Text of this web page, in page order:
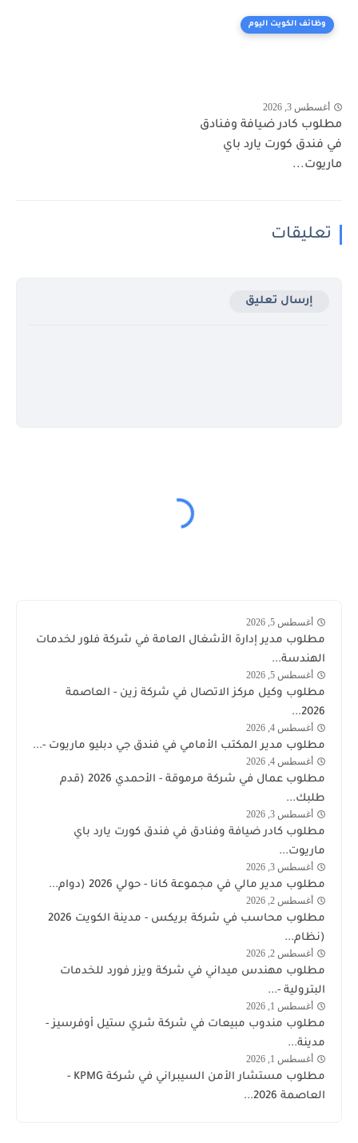
وظائف الكويت اليوم
أغسطس 3, 2026
مطلوب كادر ضيافة وفنادق
في فندق كورت يارد باي
ماريوت...
تعليقات
إرسال تعليق
وظائف
أغسطس 5, 2026
مطلوب مدير إدارة الأشغال العامة في شركة فلور لخدمات
الهندسة...
توظيف
أغسطس 5, 2026
مطلوب وكيل مركز الاتصال في شركة زين - العاصمة
2026...
وظائف
الكويت
اليوم
أغسطس 4, 2026
مطلوب مدير المكتب الأمامي في فندق جي دبليو ماريوت -...
الكويت
أغسطس 4, 2026
مطلوب عمال في شركة مرموقة - الأحمدي 2026 (قدم
طلبك...
وظائف
أغسطس 3, 2026
مطلوب كادر ضيافة وفنادق في فندق كورت يارد باي
ماريوت...
وظائف
الكويت
اليوم
أغسطس 3, 2026
مطلوب مدير مالي في مجموعة كانا - حولي 2026 (دوام...
وظائف
اليوم
أغسطس 2, 2026
مطلوب محاسب في شركة بريكس - مدينة الكويت 2026
(نظام...
شركة
أغسطس 2, 2026
مطلوب مهندس ميداني في شركة ويزر فورد للخدمات
البترولية -...
وظائف
أغسطس 1, 2026
مطلوب مندوب مبيعات في شركة شري ستيل أوفرسيز -
مدينة...
وظائف
أغسطس 1, 2026
مطلوب مستشار الأمن السيبراني في شركة KPMG -
العاصمة 2026...